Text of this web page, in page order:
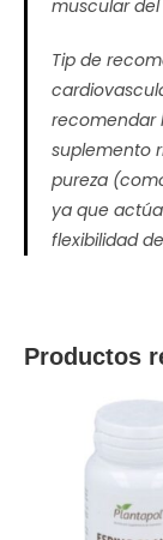
muscular
Tip de
recomendar
suplemento
pureza
ya que
flexibilidad
Productos